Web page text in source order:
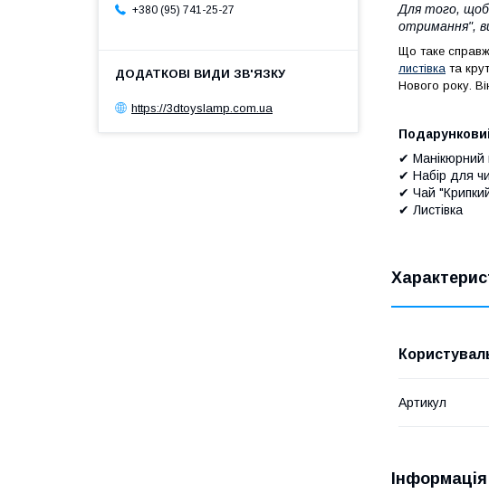
Для того, щоб
отримання",
Що таке
листівка та
Нового року.
✔ Манікюрний
✔ Набір для
✔ Чай
✔ Листівка
Артикул
+380 (95) 741-25-27
https://3dtoyslamp.com.ua